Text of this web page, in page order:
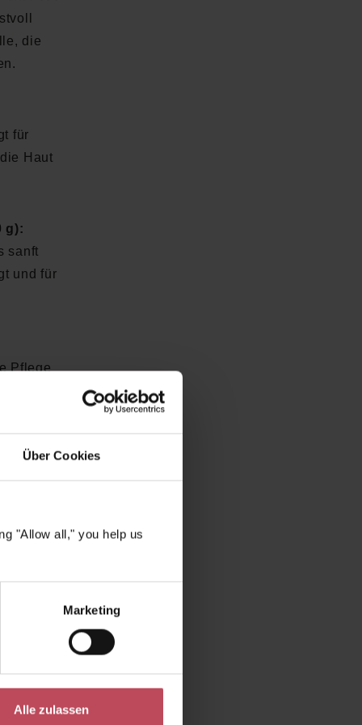
Über Cookies
"Allow all," you help us
Marketing
Alle zulassen
die
für
Haut
g):
sanft
und für
Pflege
dafür,
zum
einem